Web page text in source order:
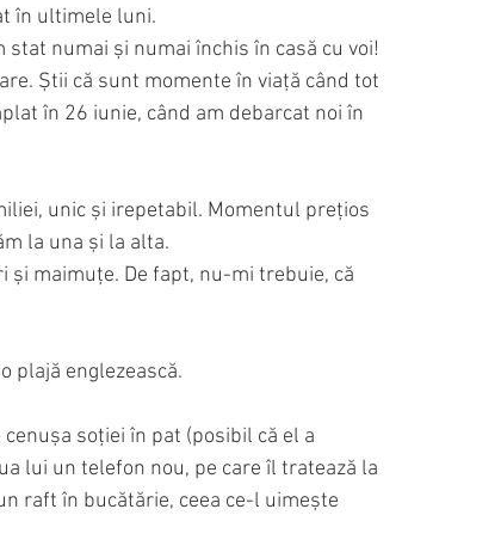
în ultimele luni.
stat numai și numai închis în casă cu voi!
Știi că sunt momente în viață când tot
în 26 iunie, când am debarcat noi în
unic și irepetabil. Momentul prețios
la una și la alta.
și maimuțe. De fapt, nu-mi trebuie, că
plajă englezească.
soției în pat (posibil că el a
lui un telefon nou, pe care îl tratează la
raft în bucătărie, ceea ce-l uimește